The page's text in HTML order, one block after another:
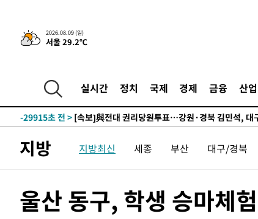
2026.08.09 (일)
서울 29.2℃
실시간 정치 국제 경제 금융 산업
3시간 전 >‘축구의 신’ 아르헨티나 축구 선수 메시의 부친 지병 별세
-30741초 전 >
[속보]與 강원·TK 당원투표 합산 김민석 48.54%
44.40%
-30075초 전 >
44.53%
-29915초 전 > [속보]與전대 권리당원투표…강원·경북 김민석, 대
45.71%
-29624초 전 >
[속보]與 당대표 경선, 대구 권리당원 투표 정청래
-29421초 전 >[속보]與 당대표 경선, 강원 권리당원 투표 김민석
-19981초 전 >[속보]장은수, KLPGA 제주삼다수 역전 우승…데뷔
지방 지방최신 세종 부산 대구/경북
울산 동구, 학생 승마체